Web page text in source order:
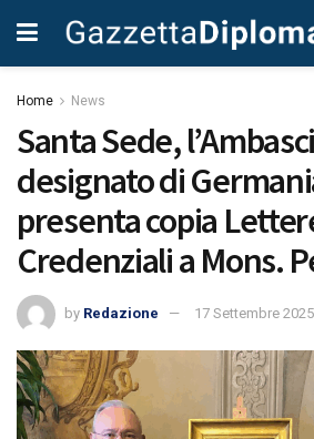
Home News
Santa Sede,
designato di
presenta copia
Credenziali a Mons.
by Redazione 17 Settembre 2025